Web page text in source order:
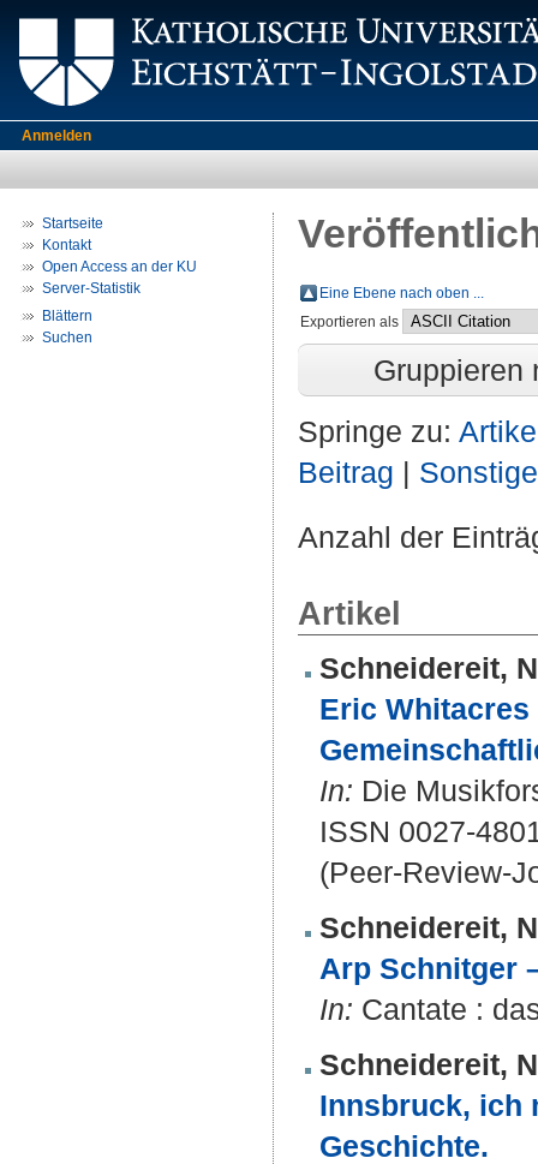
Anmelden
Startseite
Kontakt
Open Access an der KU
Server-Statistik
Blättern
Suchen
Eine Ebene nach oben ...
Exportieren als
Gruppieren
Springe zu:
Beitrag |
Anzahl der
Artikel
Schneidereit,
Eric Whitacres
In: Die
ISSN 0027-
(Peer-Review-
Schneidereit,
Arp Schnitger
In: Cantate :
Schneidereit,
Innsbruck, ich
Geschichte.